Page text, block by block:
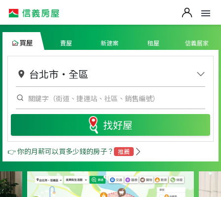
買屋 賣屋 新建案 租屋 信義居家
台北市 ・ 全區
找好屋
👉 你的月薪可以買多少錢的房子？ 推薦